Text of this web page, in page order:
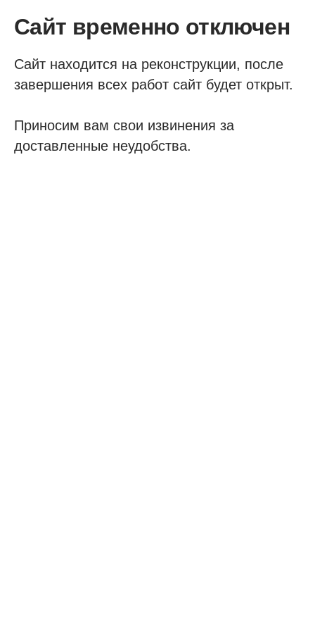
Сайт временно отключен
Сайт находится на реконструкции, после
завершения всех работ сайт будет открыт.
Приносим вам свои извинения за
доставленные неудобства.